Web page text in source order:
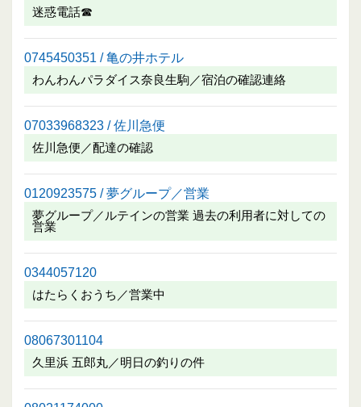
迷惑電話☎
0745450351 / 亀の井ホテル
わんわんパラダイス奈良生駒／宿泊の確認連絡
07033968323 / 佐川急便
佐川急便／配達の確認
0120923575 / 夢グループ／営業
夢グループ／ルテインの営業 過去の利用者に対しての
営業
0344057120
はたらくおうち／営業中
08067301104
久里浜 五郎丸／明日の釣りの件